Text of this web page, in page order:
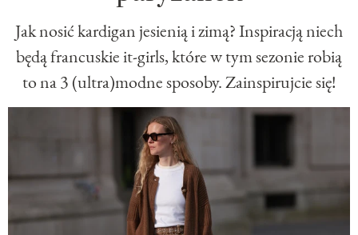
Jak nosić kardigan jesienią i zimą? Inspiracją niech
będą francuskie it-girls, które w tym sezonie robią
to na 3 (ultra)modne sposoby. Zainspirujcie się!